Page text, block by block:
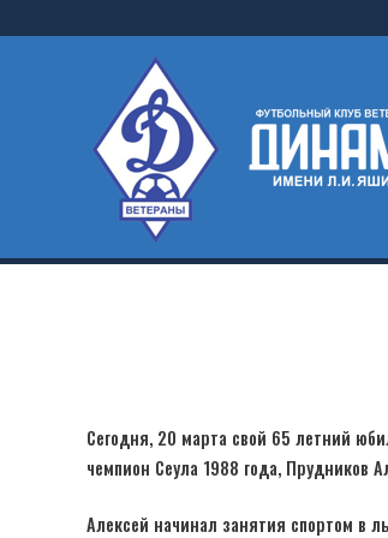
to
Сегодня, 20 марта свой 65 летний
чемпион Сеула 1988 года, Прудников
Алексей начинал занятия спортом в